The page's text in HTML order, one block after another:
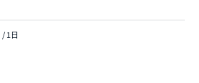
/ 1日